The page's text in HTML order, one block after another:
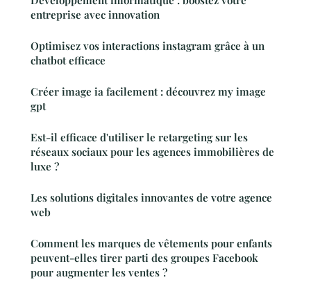
entreprise avec innovation
Optimisez vos interactions instagram grâce à un
chatbot efficace
Créer image ia facilement : découvrez my image
gpt
Est-il efficace d'utiliser le retargeting sur les
réseaux sociaux pour les agences immobilières de
luxe ?
Les solutions digitales innovantes de votre agence
web
Comment les marques de vêtements pour enfants
peuvent-elles tirer parti des groupes Facebook
pour augmenter les ventes ?